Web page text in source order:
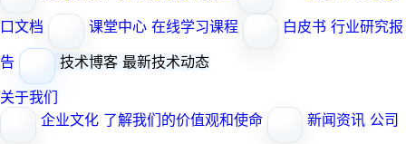
口文档
课堂中心 在线学习课程 白皮书 行业研究报
告
技术博客 最新技术动态
关于我们
企业文化 了解我们的价值观和使命 新闻资讯 公司